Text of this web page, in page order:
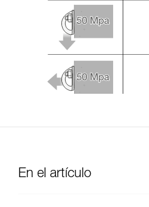
En el artículo